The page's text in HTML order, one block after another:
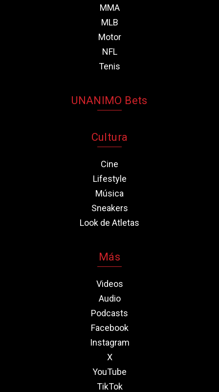
MMA
MLB
Motor
NFL
Tenis
UNANIMO Bets
Cultura
Cine
Lifestyle
Música
Sneakers
Look de Atletas
Más
Videos
Audio
Podcasts
Facebook
Instagram
X
YouTube
TikTok